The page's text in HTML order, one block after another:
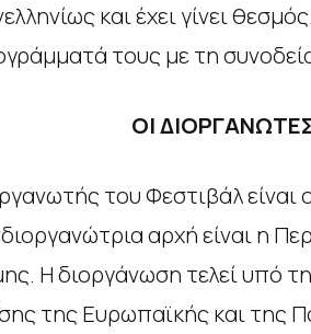
και έχει γίνει
τους με τη
ΟΙ
του Φεστιβάλ είναι
αρχή είναι η
Η διοργάνωση τελεί υπό
της Ευρωπαϊκής και της